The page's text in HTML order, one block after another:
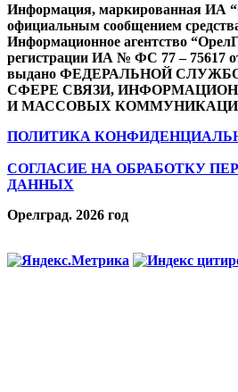
Информация, маркированная ИА
официальным сообщением
Информационное агентство
регистрации ИА № ФС 77 – 75617
выдано ФЕДЕРАЛЬНОЙ
СФЕРЕ СВЯЗИ,
И МАССОВЫХ
ПОЛИТИКА
СОГЛАСИЕ НА ОБРАБОТКУ
ДАННЫХ
Орелград. 2026 год